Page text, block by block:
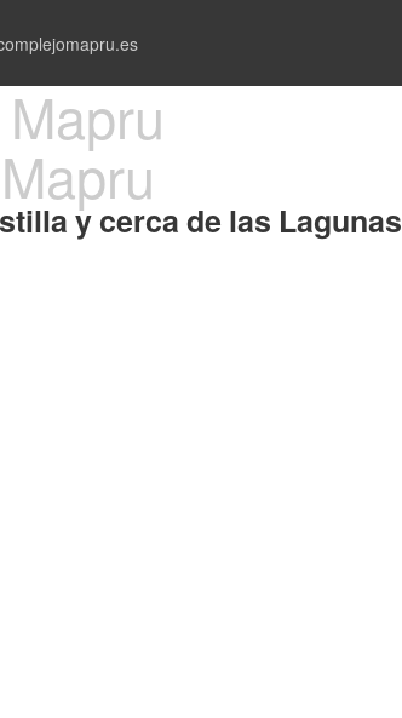
y cerca de las Lagunas